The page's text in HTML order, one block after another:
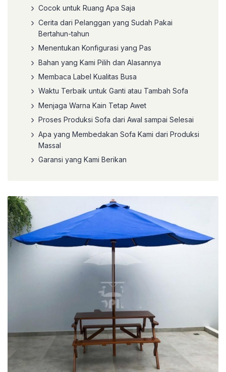
Cocok untuk Ruang Apa Saja
Cerita dari Pelanggan yang Sudah Pakai
Bertahun-tahun
Menentukan Konfigurasi yang Pas
Bahan yang Kami Pilih dan Alasannya
Membaca Label Kualitas Busa
Waktu Terbaik untuk Ganti atau Tambah Sofa
Menjaga Warna Kain Tetap Awet
Proses Produksi Sofa dari Awal sampai Selesai
Apa yang Membedakan Sofa Kami dari Produksi
Massal
Garansi yang Kami Berikan